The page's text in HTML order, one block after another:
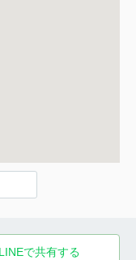
LINEで共有する